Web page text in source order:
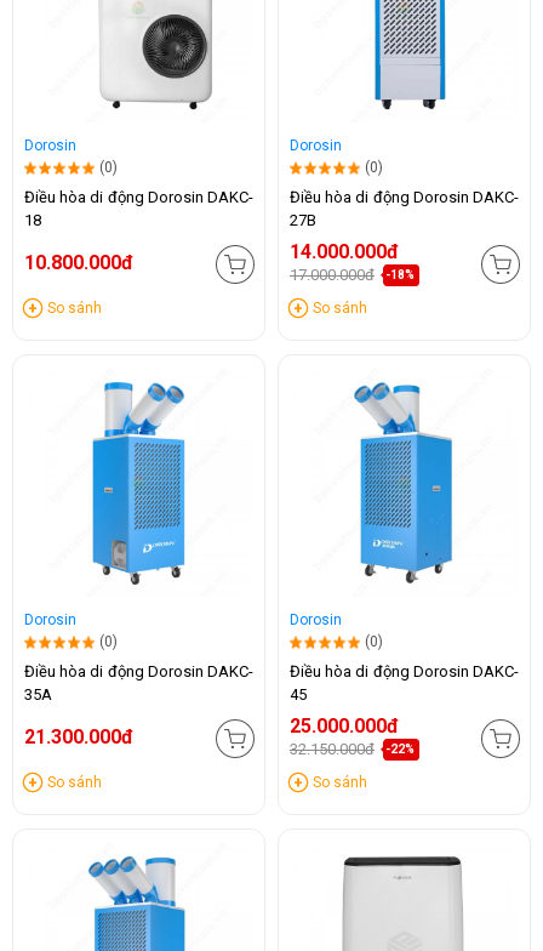
Dorosin
(0)
Điều hòa di động Dorosin DAKC-
18
10.800.000đ
So sánh
Dorosin
(0)
Điều hòa di động Dorosin DAKC-
27B
14.000.000đ
17.000.000đ -18%
So sánh
Dorosin
(0)
Điều hòa di động Dorosin DAKC-
35A
21.300.000đ
So sánh
Dorosin
(0)
Điều hòa di động Dorosin DAKC-
45
25.000.000đ
32.150.000đ -22%
So sánh